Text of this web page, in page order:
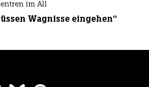
im All
Wagnisse eingehen“